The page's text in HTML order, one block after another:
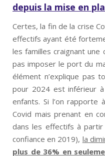
depuis la mise en
Certes, la fin de la crise
effectifs ayant été
les familles craignant une
pas imposer le port du
élément n’explique pas
pour 2024 est inférieur
enfants. Si l’on rapporte
Covid mais prenant en
dans les effectifs à
confiance en 2019), la
plus de 36% en